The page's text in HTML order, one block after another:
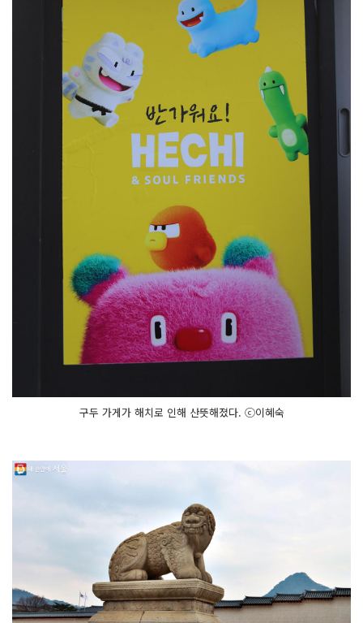
구두 가게가 해치로 인해 산뜻해졌다. ⓒ이혜숙